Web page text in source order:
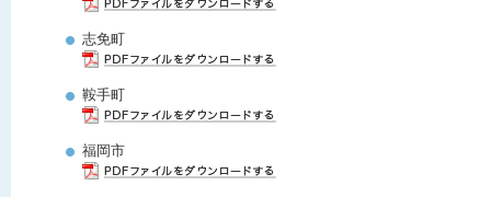
志免町
鞍手町
福岡市